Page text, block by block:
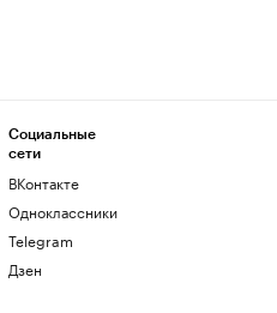
Социальные
сети
ВКонтакте
Одноклассники
Telegram
Дзен